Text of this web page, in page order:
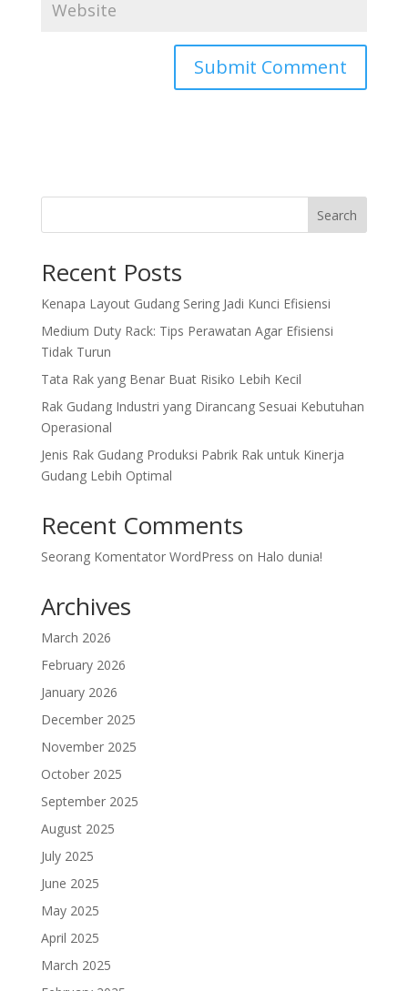
Search
Recent Posts
Kenapa Layout Gudang Sering Jadi Kunci Efisiensi
Medium Duty Rack: Tips Perawatan Agar Efisiensi
Tidak Turun
Tata Rak yang Benar Buat Risiko Lebih Kecil
Rak Gudang Industri yang Dirancang Sesuai Kebutuhan
Operasional
Jenis Rak Gudang Produksi Pabrik Rak untuk Kinerja
Gudang Lebih Optimal
Recent Comments
Seorang Komentator WordPress on Halo dunia!
Archives
March 2026
February 2026
January 2026
December 2025
November 2025
October 2025
September 2025
August 2025
July 2025
June 2025
May 2025
April 2025
March 2025